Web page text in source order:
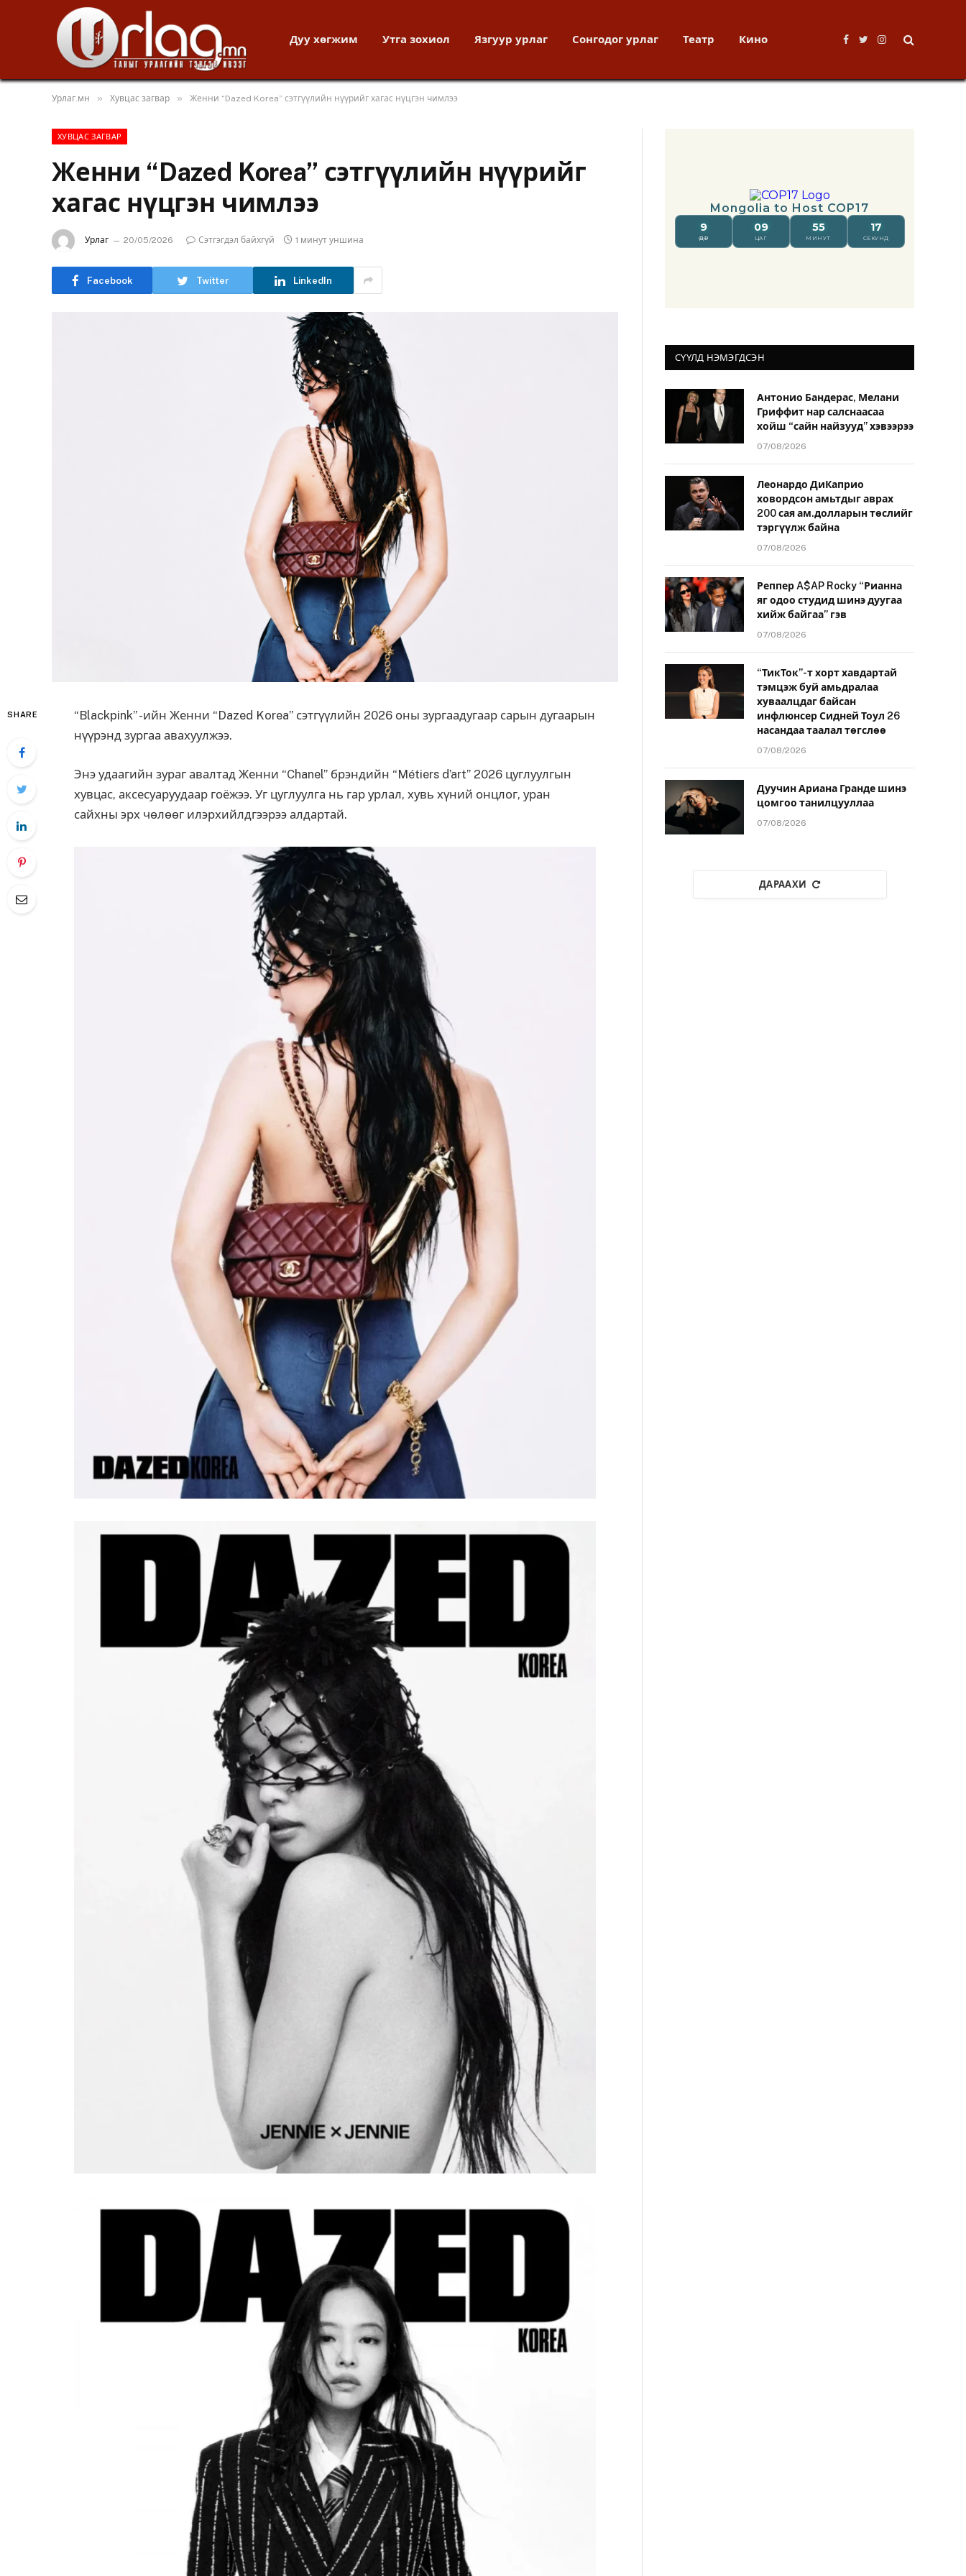
Дуу хөгжим Утга зохиол Язгуур урлаг Сонгодог урлаг Театр Кино
Facebook
TwitterInstagram
Урлаг.мн » Хувцас загвар » Женни “Dazed Korea” сэтгүүлийн нүүрийг хагас нүцгэн чимлээ
ХУВЦАС ЗАГВАР
Женни “Dazed Korea” сэтгүүлийн нүүрийг
хагас нүцгэн чимлээ
Урлаг 20/05/2026 Сэтгэгдэл байхгүй 1 минут уншина
Facebook Twitter LinkedIn
SHARE
“Blackpink” -ийн Женни “Dazed Korea” сэтгүүлийн 2026 оны зургаадугаар сарын дугаарын
нүүрэнд зургаа авахуулжээ.
Энэ удаагийн зураг авалтад Женни “Chanel” брэндийн “Métiers d’art” 2026 цуглуулгын
хувцас, аксесуаруудаар гоёжээ. Уг цуглуулга нь гар урлал, хувь хүний онцлог, уран
сайхны эрх чөлөөг илэрхийлдгээрээ алдартай.
СҮҮЛД НЭМЭГДСЭН
Антонио Бандерас, Мелани
Гриффит нар салснаасаа
хойш “сайн найзууд” хэвээрээ
07/08/2026
Леонардо ДиКаприо
ховордсон амьтдыг аврах
200 сая ам.долларын төслийг
тэргүүлж байна
07/08/2026
Реппер A$AP Rocky “Рианна
яг одоо студид шинэ дуугаа
хийж байгаа” гэв
07/08/2026
“ТикТок”-т хорт хавдартай
тэмцэж буй амьдралаа
хуваалцдаг байсан
инфлюнсер Сидней Тоул 26
насандаа таалал төгслөө
07/08/2026
Дуучин Ариана Гранде шинэ
цомгоо танилцууллаа
07/08/2026
ДАРААХИ